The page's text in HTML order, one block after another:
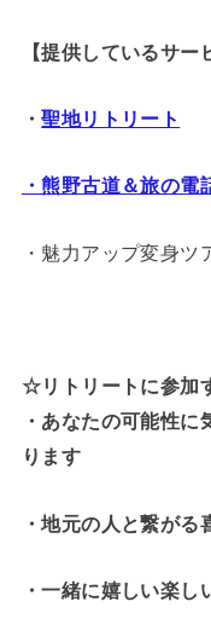
【提供しているサー
・聖地リトリート
・熊野古道＆旅の電
・魅力アップ変身ツ
☆リトリートに参加
・ あなたの可能性に
ります
・地元の人と繋がる
・一緒に嬉しい楽し